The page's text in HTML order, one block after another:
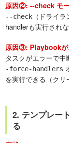
原因②: --check モ
--check （ドライ
handlerも実行され
原因③: Playbookが
タスクがエラーで中
-force-handlers
を実行できる（クリ
2. テンプレー
る